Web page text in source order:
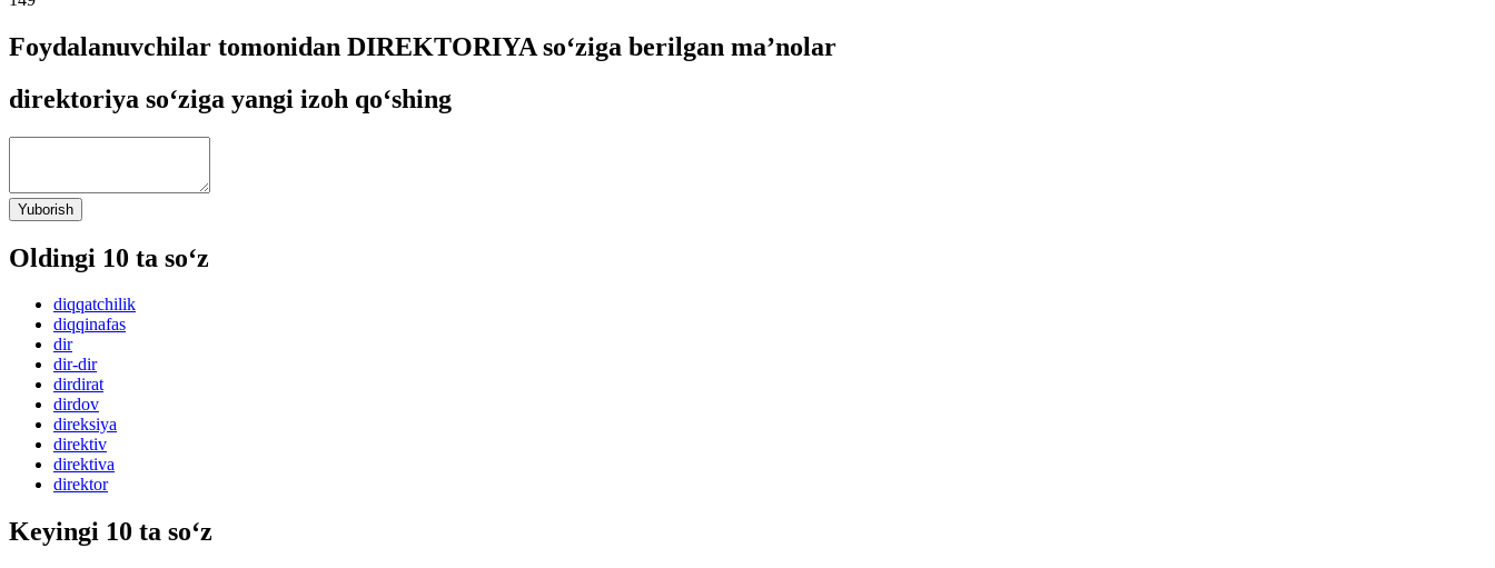
Foydalanuvchilar tomonidan DIREKTORIYA so‘ziga berilgan ma’nolar
direktoriya so‘ziga yangi izoh qo‘shing
Yuborish
Oldingi 10 ta so‘z
diqqatchilik
diqqinafas
dir
dir-dir
dirdirat
dirdov
direksiya
direktiv
direktiva
direktor
Keyingi 10 ta so‘z